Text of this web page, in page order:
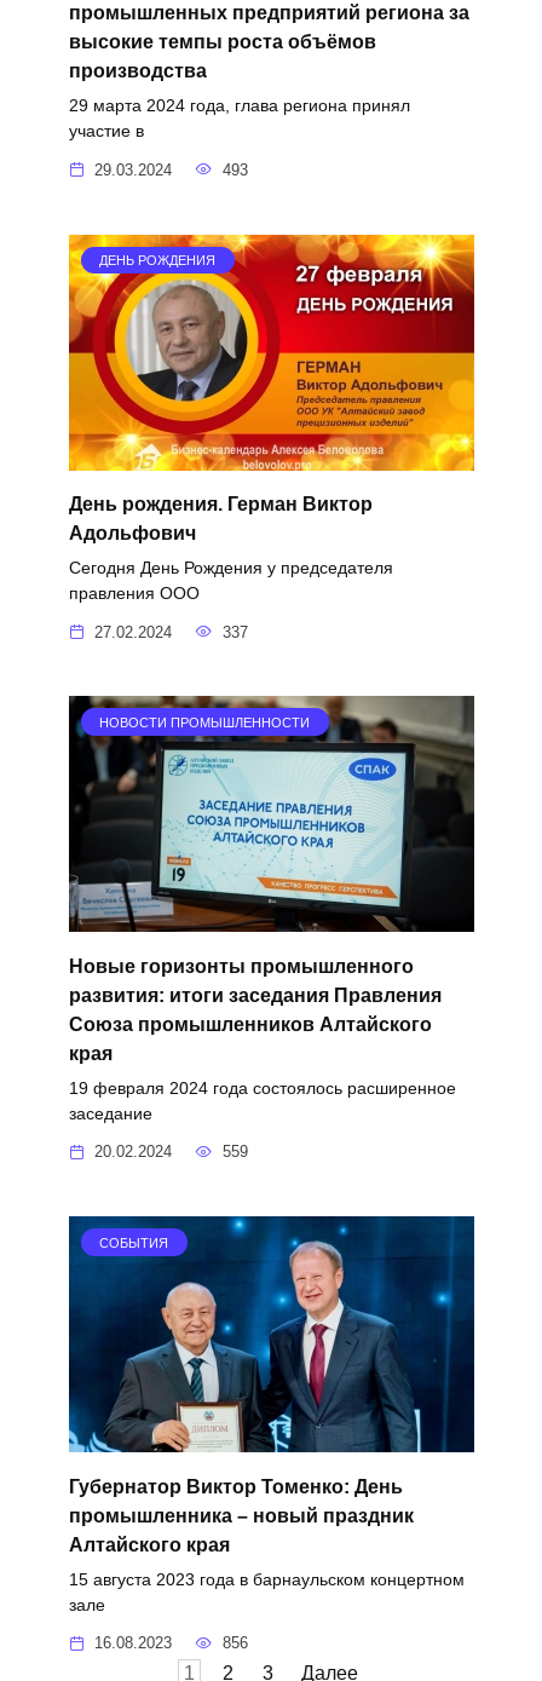
промышленных предприятий региона за
высокие темпы роста объёмов
производства
29 марта 2024 года, глава региона принял
участие в
29.03.2024 493
ДЕНЬ РОЖДЕНИЯ
День рождения. Герман Виктор
Адольфович
Сегодня День Рождения у председателя
правления ООО
27.02.2024 337
НОВОСТИ ПРОМЫШЛЕННОСТИ
Новые горизонты промышленного
развития: итоги заседания Правления
Союза промышленников Алтайского
края
19 февраля 2024 года состоялось расширенное
заседание
20.02.2024 559
СОБЫТИЯ
Губернатор Виктор Томенко: День
промышленника – новый праздник
Алтайского края
15 августа 2023 года в барнаульском концертном
зале
16.08.2023 856
1 2 3 Далее